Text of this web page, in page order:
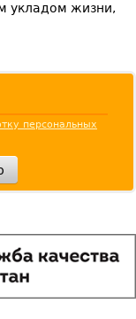
укладом жизни,
персональных